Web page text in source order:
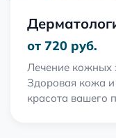
от 720 руб.
Лечение кожных
Здоровая кожа
красота вашего